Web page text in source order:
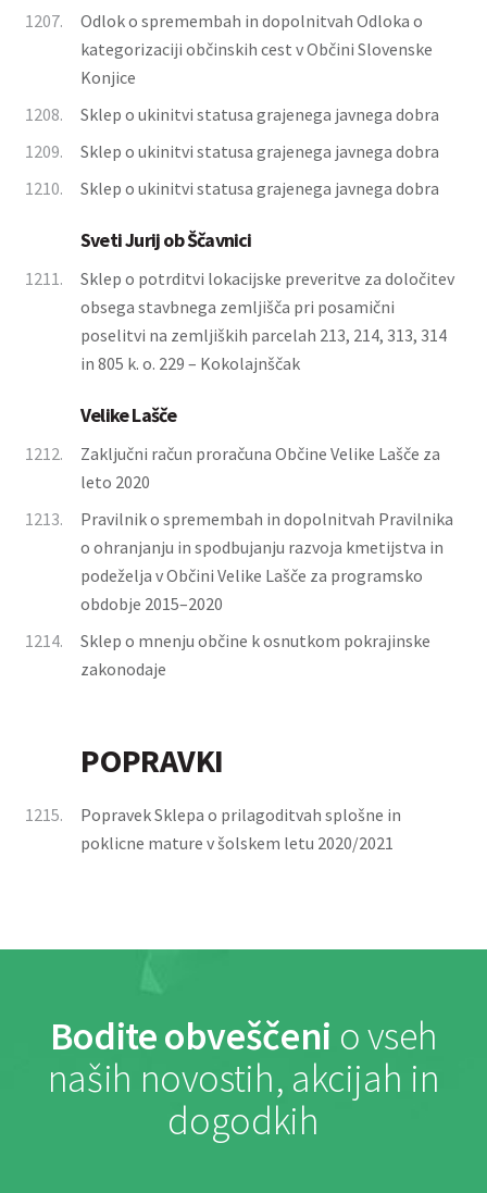
1207.
Odlok o spremembah in dopolnitvah Odloka o
kategorizaciji občinskih cest v Občini Slovenske
Konjice
1208.
Sklep o ukinitvi statusa grajenega javnega dobra
1209.
Sklep o ukinitvi statusa grajenega javnega dobra
1210.
Sklep o ukinitvi statusa grajenega javnega dobra
Sveti Jurij ob Ščavnici
1211.
Sklep o potrditvi lokacijske preveritve za določitev
obsega stavbnega zemljišča pri posamični
poselitvi na zemljiških parcelah 213, 214, 313, 314
in 805 k. o. 229 – Kokolajnščak
Velike Lašče
1212.
Zaključni račun proračuna Občine Velike Lašče za
leto 2020
1213.
Pravilnik o spremembah in dopolnitvah Pravilnika
o ohranjanju in spodbujanju razvoja kmetijstva in
podeželja v Občini Velike Lašče za programsko
obdobje 2015–2020
1214.
Sklep o mnenju občine k osnutkom pokrajinske
zakonodaje
POPRAVKI
1215.
Popravek Sklepa o prilagoditvah splošne in
poklicne mature v šolskem letu 2020/2021
Bodite obveščeni o vseh
naših novostih, akcijah in
dogodkih